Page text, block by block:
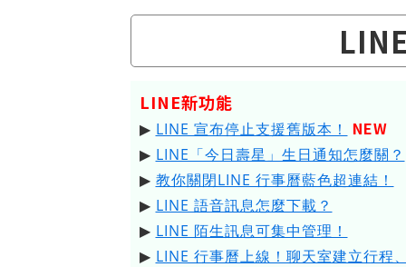
LINE新功能
▶ LINE 宣布停止支援舊版本！ NEW
▶ LINE「今日壽星」生日通知怎麼關？
▶ 教你關閉LINE 行事曆藍色超連結！
▶ LINE 語音訊息怎麼下載？
▶ LINE 陌生訊息可集中管理！
▶ LINE 行事曆上線！聊天室建立行程